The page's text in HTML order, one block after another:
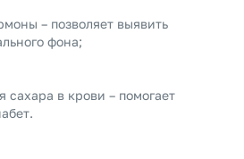
– позволяет выявить
фона;
сахара в крови – помогает